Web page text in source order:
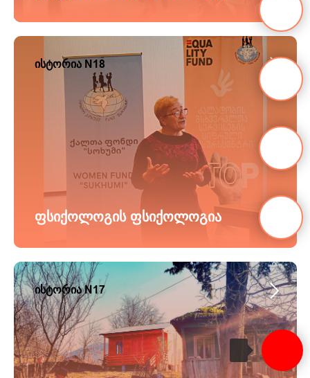
ისტორია N18
ფსიქოლოგის ფსიქოლოგია
ისტორია N17